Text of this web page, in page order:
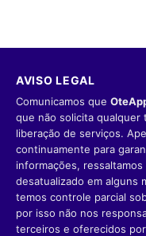
AVISO LEGAL
Comunicamos que
que não solicita qualquer
liberação de serviços.
continuamente para
informações,
desatualizado em alguns
temos controle parcial
por isso não nos
terceiros e oferecidos